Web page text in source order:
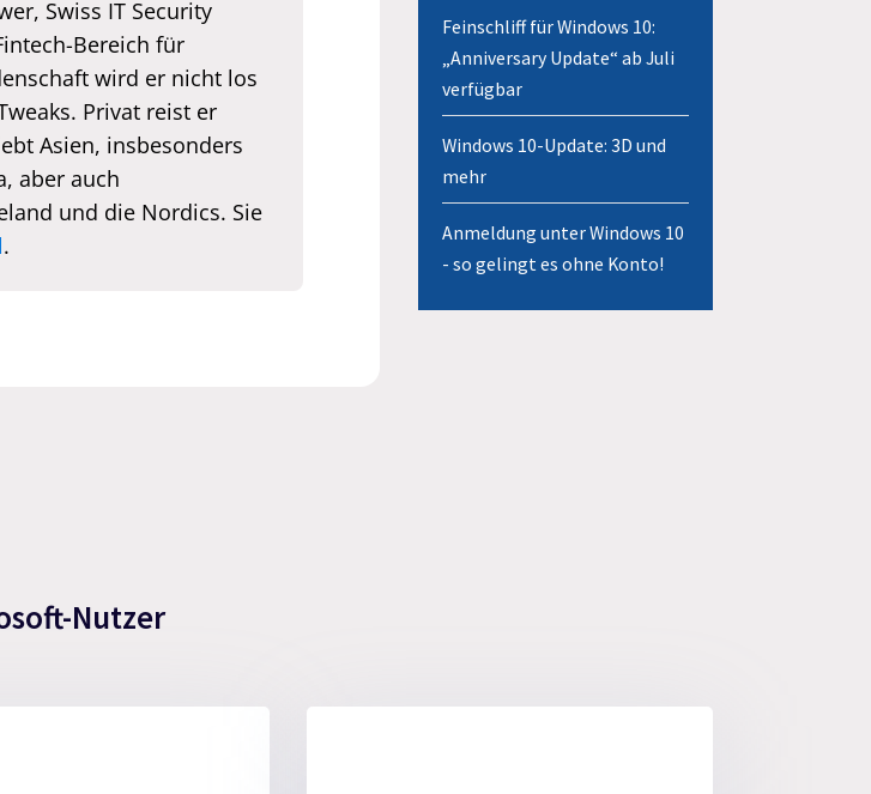
Swiss IT Security
Bereich für
wird er nicht los
Privat reist er
Asien, insbesonders
aber auch
und die Nordics. Sie
.
Feinschliff für Windows 10:
„Anniversary Update“ ab Juli
verfügbar
Windows 10-Update: 3D und
mehr
Anmeldung unter Windows 10
- so gelingt es ohne Konto!
Nutzer